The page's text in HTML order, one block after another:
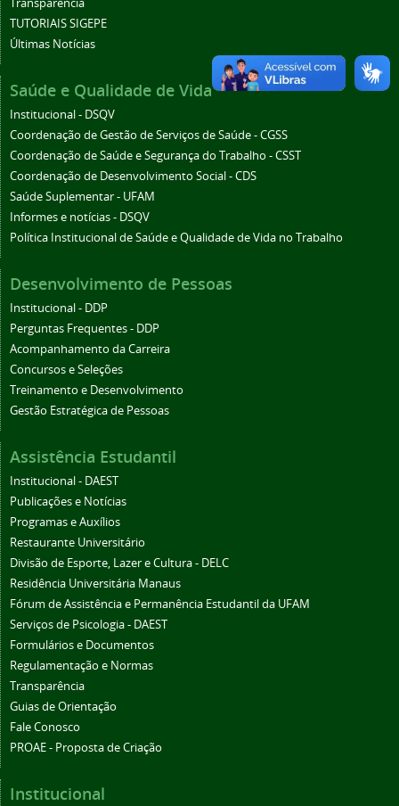
Transparência
TUTORIAIS SIGEPE
Últimas Notícias
Saúde e Qualidade de Vida
Institucional - DSQV
Coordenação de Gestão de Serviços de Saúde - CGSS
Coordenação de Saúde e Segurança do Trabalho - CSST
Coordenação de Desenvolvimento Social - CDS
Saúde Suplementar - UFAM
Informes e notícias - DSQV
Política Institucional de Saúde e Qualidade de Vida no Trabalho
Desenvolvimento de Pessoas
Institucional - DDP
Perguntas Frequentes - DDP
Acompanhamento da Carreira
Concursos e Seleções
Treinamento e Desenvolvimento
Gestão Estratégica de Pessoas
Assistência Estudantil
Institucional - DAEST
Publicações e Notícias
Programas e Auxílios
Restaurante Universitário
Divisão de Esporte, Lazer e Cultura - DELC
Residência Universitária Manaus
Fórum de Assistência e Permanência Estudantil da UFAM
Serviços de Psicologia - DAEST
Formulários e Documentos
Regulamentação e Normas
Transparência
Guias de Orientação
Fale Conosco
PROAE - Proposta de Criação
Institucional